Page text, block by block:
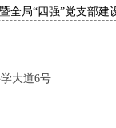
全局“四强”党支部建
大道6号